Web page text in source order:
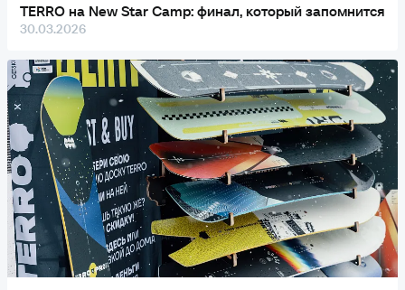
TERRO на New Star Camp: финал, который запомнится
30.03.2026